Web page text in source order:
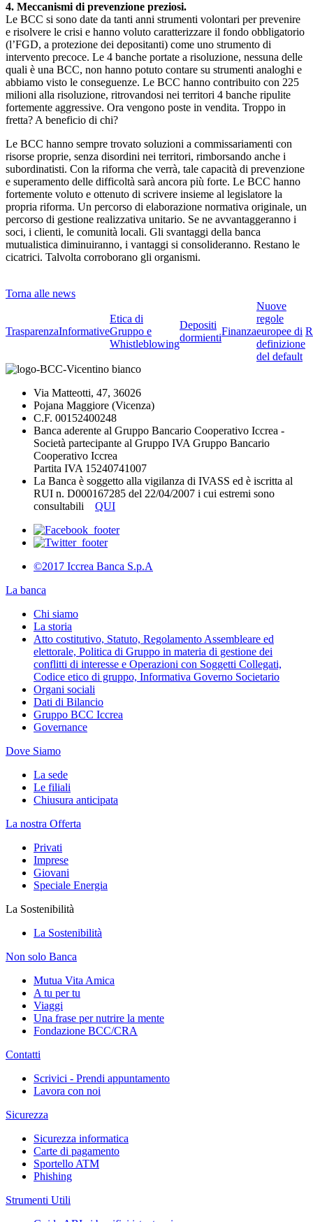
4. Meccanismi di prevenzione preziosi.
Le BCC si sono date da tanti anni strumenti volontari per prevenire
e risolvere le crisi e hanno voluto caratterizzare il fondo obbligatorio
(l’FGD, a protezione dei depositanti) come uno strumento di
intervento precoce. Le 4 banche portate a risoluzione, nessuna delle
quali è una BCC, non hanno potuto contare su strumenti analoghi e
abbiamo visto le conseguenze. Le BCC hanno contribuito con 225
milioni alla risoluzione, ritrovandosi nei territori 4 banche ripulite
fortemente aggressive. Ora vengono poste in vendita. Troppo in
fretta? A beneficio di chi?
Le BCC hanno sempre trovato soluzioni a commissariamenti con
risorse proprie, senza disordini nei territori, rimborsando anche i
subordinatisti. Con la riforma che verrà, tale capacità di prevenzione
e superamento delle difficoltà sarà ancora più forte. Le BCC hanno
fortemente voluto e ottenuto di scrivere insieme al legislatore la
propria riforma. Un percorso di elaborazione normativa originale, un
percorso di gestione realizzativa unitario. Se ne avvantaggeranno i
soci, i clienti, le comunità locali. Gli svantaggi della banca
mutualistica diminuiranno, i vantaggi si consolideranno. Restano le
cicatrici. Talvolta corroborano gli organismi.
Torna alle news
TrasparenzaInformative
Etica di
Gruppo e
Whistleblowing
Depositi
dormienti
Finanza
Nuove
regole
europee di
definizione
del default
Via Matteotti, 47, 36026
Pojana Maggiore (Vicenza)
C.F. 00152400248
Banca aderente al Gruppo Bancario Cooperativo Iccrea -
Società partecipante al Gruppo IVA Gruppo Bancario
Cooperativo Iccrea
Partita IVA 15240741007
La Banca è soggetto alla vigilanza di IVASS ed è iscritta al
RUI n. D000167285 del 22/04/2007 i cui estremi sono
consultabili QUI
©2017 Iccrea Banca S.p.A
La banca
Chi siamo
La storia
Atto costitutivo, Statuto, Regolamento Assembleare ed
elettorale, Politica di Gruppo in materia di gestione dei
conflitti di interesse e Operazioni con Soggetti Collegati,
Codice etico di gruppo, Informativa Governo Societario
Organi sociali
Dati di Bilancio
Gruppo BCC Iccrea
Governance
Dove Siamo
La sede
Le filiali
Chiusura anticipata
La nostra Offerta
Privati
Imprese
Giovani
Speciale Energia
La Sostenibilità
La Sostenibilità
Non solo Banca
Mutua Vita Amica
A tu per tu
Viaggi
Una frase per nutrire la mente
Fondazione BCC/CRA
Contatti
Scrivici - Prendi appuntamento
Lavora con noi
Sicurezza
Sicurezza informatica
Carte di pagamento
Sportello ATM
Phishing
Strumenti Utili